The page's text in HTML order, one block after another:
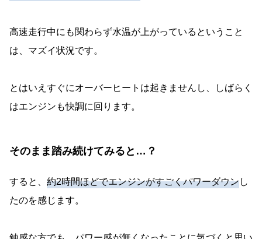
高速走行中にも関わらず水温が上がっているということ
は、マズイ状況です。
とはいえすぐにオーバーヒートは起きませんし、しばらく
はエンジンも快調に回ります。
そのまま踏み続けてみると…？
すると、 約2時間ほどでエンジンがすごくパワーダウンし
たのを感じます。